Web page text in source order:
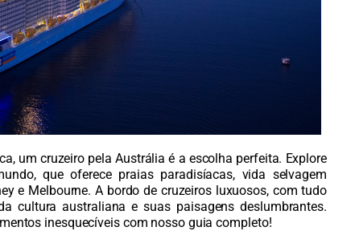
um cruzeiro pela Austrália é a escolha perfeita. Explore
que oferece praias paradisíacas, vida selvagem
e Melbourne. A bordo de cruzeiros luxuosos, com tudo
cultura australiana e suas paisagens deslumbrantes.
inesquecíveis com nosso guia completo!